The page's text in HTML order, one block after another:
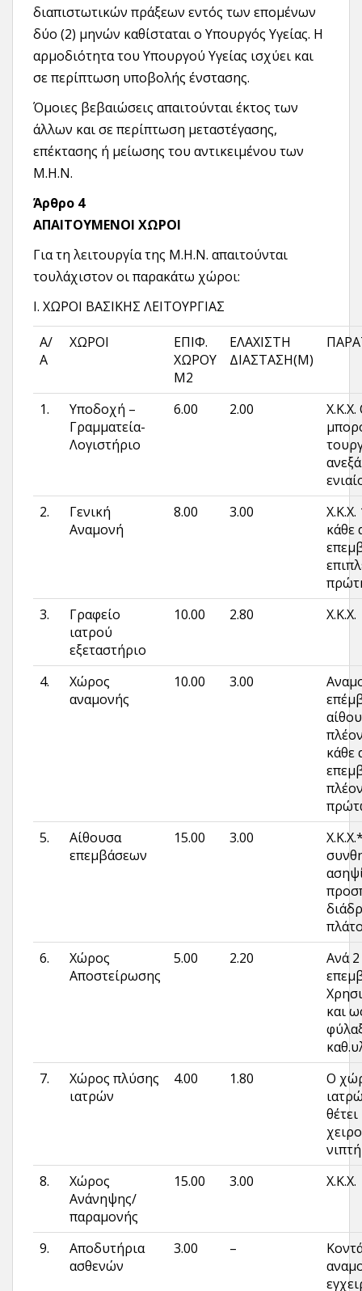
διαπιστωτικών πράξεων εντός των επομένων
δύο (2) μηνών καθίσταται ο Υπουργός Υγείας. Η
αρμοδιότητα του Υπουργού Υγείας ισχύει και
σε περίπτωση υποβολής ένστασης.
Όμοιες βεβαιώσεις απαιτούνται έκτος των
άλλων και σε περίπτωση μεταστέγασης,
επέκτασης ή μείωσης του αντικειμένου των
Μ.Η.Ν.
Άρθρο 4
ΑΠΑΙΤΟΥΜΕΝΟΙ ΧΩΡΟΙ
Για τη λειτουργία της Μ.Η.Ν. απαιτούνται
τουλάχιστον οι παρακάτω χώροι:
Ι. ΧΩΡΟΙ ΒΑΣΙΚΗΣ ΛΕΙΤΟΥΡΓΙΑΣ
Α/
Α
ΧΩΡΟΙ
ΕΠΙΦ.
ΧΩΡΟΥ
Μ2
ΕΛΑΧΙΣΤΗ
ΔΙΑΣΤΑΣΗ(Μ)
1.
Υποδοχή –
Γραμματεία-
Λογιστήριο
6.00 2.00
2.
Γενική
Αναμονή
8.00 3.00
Χ.Κ.Χ.
κάθε
3.
Γραφείο
ιατρού
εξεταστήριο
10.00 2.80 Χ.Κ.Χ.
4.
Χώρος
αναμονής
10.00 3.00
κάθε
5.
Αίθουσα
επεμβάσεων
15.00 3.00
6.
Χώρος
Αποστείρωσης
5.00 2.20
Ανά
και
7.
Χώρος πλύσης
ιατρών
4.00 1.80
Ο
θέτει
8.
Χώρος
Ανάνηψης/
παραμονής
15.00 3.00 Χ.Κ.Χ.
9.
Αποδυτήρια
ασθενών
3.00 –